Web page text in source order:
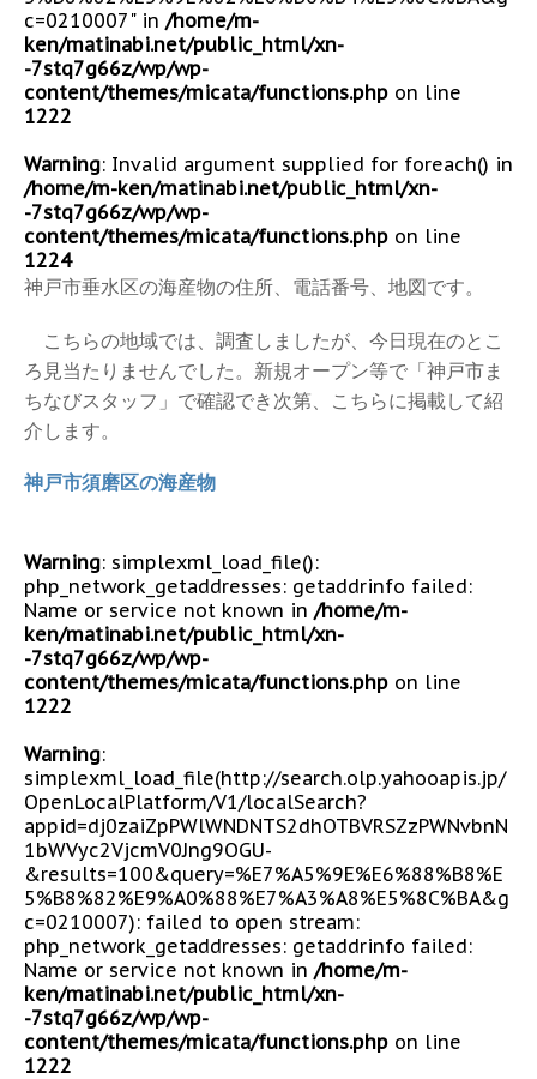
c=0210007" in /home/m-
ken/matinabi.net/public_html/xn-
-7stq7g66z/wp/wp-
content/themes/micata/functions.php on line
1222
Warning: Invalid argument supplied for foreach() in
/home/m-ken/matinabi.net/public_html/xn-
-7stq7g66z/wp/wp-
content/themes/micata/functions.php on line
1224
神戸市垂水区の海産物の住所、電話番号、地図です。
こちらの地域では、調査しましたが、今日現在のとこ
ろ見当たりませんでした。新規オープン等で「神戸市ま
ちなびスタッフ」で確認でき次第、こちらに掲載して紹
介します。
神戸市須磨区の海産物
Warning: simplexml_load_file():
php_network_getaddresses: getaddrinfo failed:
Name or service not known in /home/m-
ken/matinabi.net/public_html/xn-
-7stq7g66z/wp/wp-
content/themes/micata/functions.php on line
1222
Warning:
simplexml_load_file(http://search.olp.yahooapis.jp/
OpenLocalPlatform/V1/localSearch?
appid=dj0zaiZpPWlWNDNTS2dhOTBVRSZzPWNvbnN
1bWVyc2VjcmV0Jng9OGU-
&results=100&query=%E7%A5%9E%E6%88%B8%E
5%B8%82%E9%A0%88%E7%A3%A8%E5%8C%BA&g
c=0210007): failed to open stream:
php_network_getaddresses: getaddrinfo failed:
Name or service not known in /home/m-
ken/matinabi.net/public_html/xn-
-7stq7g66z/wp/wp-
content/themes/micata/functions.php on line
1222